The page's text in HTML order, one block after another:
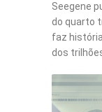
Seegene
do quarto
faz
dos